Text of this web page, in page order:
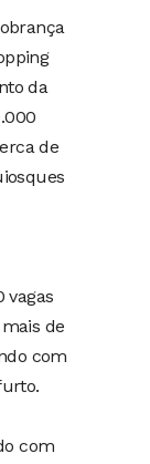
da
de
vagas
de
com
com